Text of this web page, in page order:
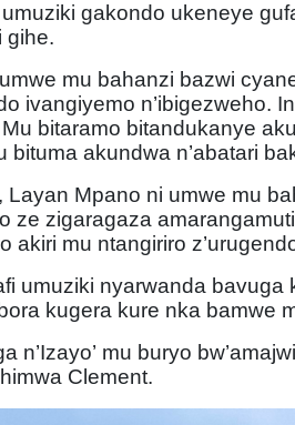
gakondo ukeneye
gihe.
mu bahanzi bazwi
ivangiyemo n’ibigezweho.
bitaramo bitandukanye
bituma akundwa n’abatari
Layan Mpano ni umwe mu
ze zigaragaza
akiri mu ntangiriro
umuziki nyarwanda
kugera kure nka bamwe
n’Izayo’ mu buryo
Clement.